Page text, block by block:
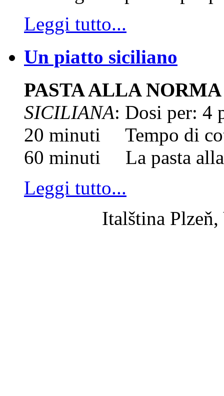
Leggi tutto...
Un piatto siciliano
PASTA ALLA NORMA
SICILIANA: Dosi per: 4
20 minuti Tempo di
60 minuti La pasta
Leggi tutto...
Italština